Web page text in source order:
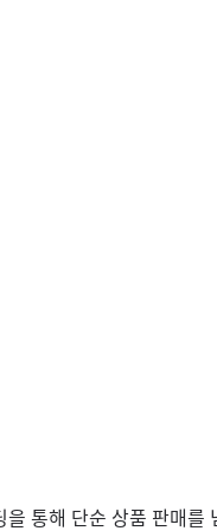
통해 단순 상품 판매